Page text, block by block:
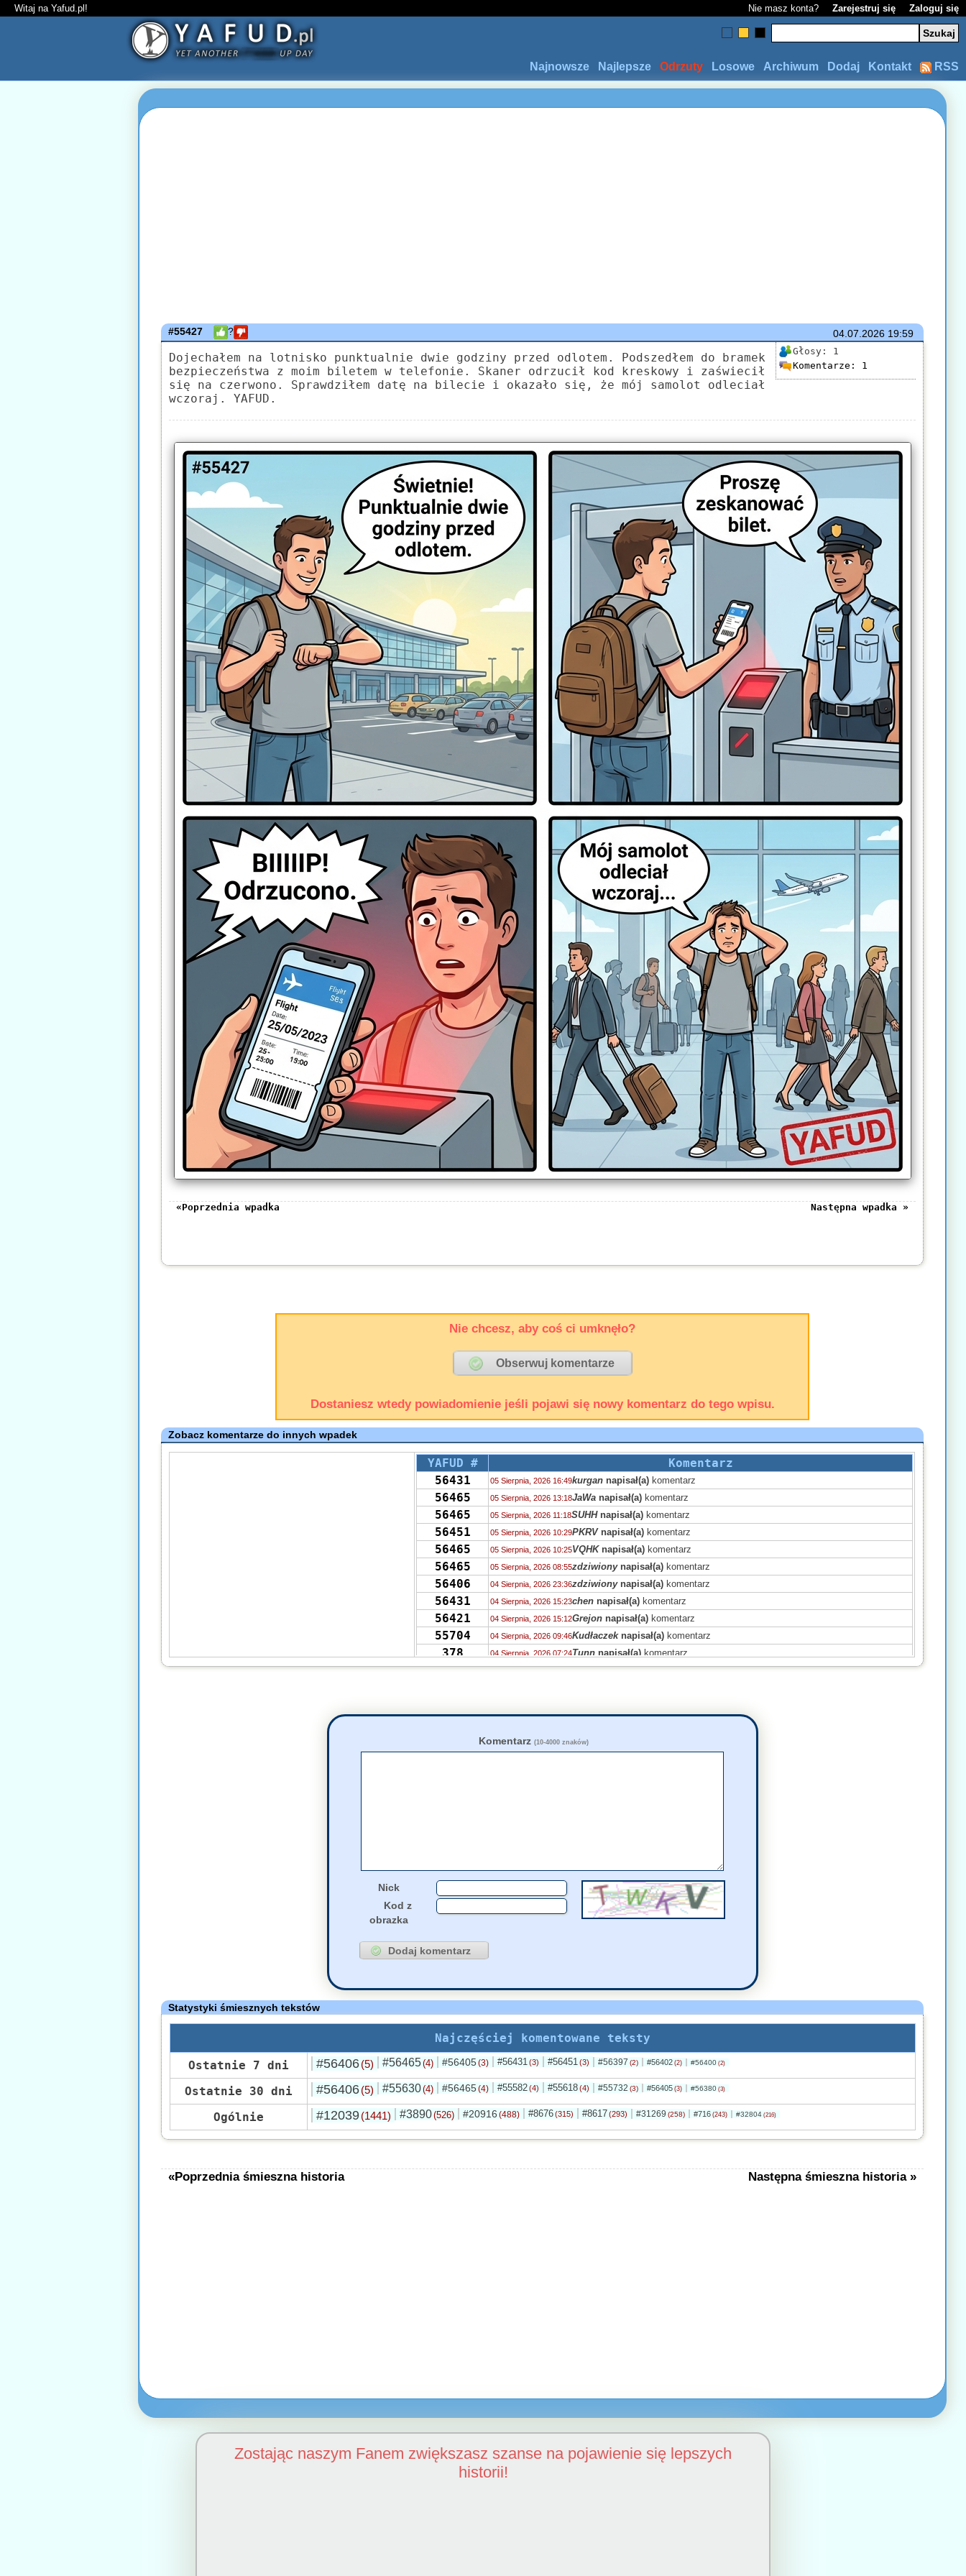
Witaj na Yafud.pl! Nie masz konta? Zarejestruj się Zaloguj się
RSS
Kontakt
Dodaj
Archiwum
Losowe
Odrzuty
Najlepsze
Najnowsze
04.07.202619:59
#55427 ?
Głosy: 1
Komentarze: 1
Dojechałem na lotnisko punktualnie dwie godziny przed odlotem. Podszedłem do bramek
bezpieczeństwa z moim biletem w telefonie. Skaner odrzucił kod kreskowy i zaświecił
się na czerwono. Sprawdziłem datę na bilecie i okazało się, że mój samolot odleciał
wczoraj. YAFUD.
«Poprzednia wpadka Następna wpadka »
Nie chcesz, aby coś ci umknęło?
Dostaniesz wtedy powiadomienie jeśli pojawi się nowy komentarz do tego wpisu.
Zobacz komentarze do innych wpadek
YAFUD #
Komentarz
56431
05 Sierpnia, 2026 16:49kurgan napisał(a) komentarz
56465 05 Sierpnia, 2026 13:18JaWa napisał(a) komentarz
56465 05 Sierpnia, 2026 11:18SUHHnapisał(a) komentarz
56451 05 Sierpnia, 2026 10:29PKRVnapisał(a) komentarz
56465 05 Sierpnia, 2026 10:25VQHKnapisał(a) komentarz
56465 05 Sierpnia, 2026 08:55zdziwionynapisał(a) komentarz
56406 04 Sierpnia, 2026 23:36zdziwionynapisał(a) komentarz
56431 04 Sierpnia, 2026 15:23chen napisał(a) komentarz
56421 04 Sierpnia, 2026 15:12Grejon napisał(a) komentarz
55704 04 Sierpnia, 2026 09:46Kudłaczeknapisał(a) komentarz
378 04 Sierpnia, 2026 07:24Tunn napisał(a) komentarz
56451 04 Sierpnia, 2026 02:52Alanapisał(a)komentarz
03 Sierpnia, 2026 22:04Snapisał(a)
56431
Komentarz (10-4000 znaków)
Nick
Kod z
obrazka
Statystyki śmiesznych tekstów
Najczęściej komentowane teksty
Ostatnie 7 dni
#56406 (5) #56465(4) #56405(3) #56431 (3) #56451 (3) #56397 (2) #56402 (2) #56400 (2)
Ostatnie 30 dni #56406 (5) #55630(4) #56465(4) #55582 (4) #55618 (4) #55732 (3) #56405 (3) #56380 (3)
Ogólnie #12039 (1441) #3890(526) #20916 (488) #8676 (315) #8617 (293) #31269 (258) #716 (243) #32804 (216)
«Poprzednia śmieszna historia Następna śmieszna historia »
Zostając naszym Fanem zwiększasz szanse na pojawienie się lepszych
historii!